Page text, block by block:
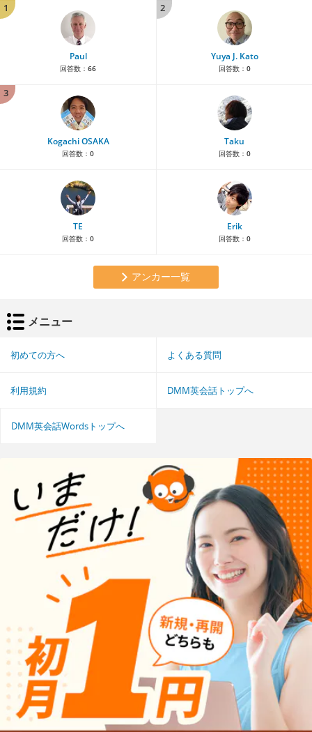
1
Paul
回答数： 66
2
Yuya J. Kato
回答数： 0
3
Kogachi OSAKA
回答数： 0
Taku
回答数： 0
TE
回答数： 0
Erik
回答数： 0
アンカー一覧
メニュー
初めての方へ よくある質問
利用規約 DMM英会話トップへ
DMM英会話Wordsトップへ